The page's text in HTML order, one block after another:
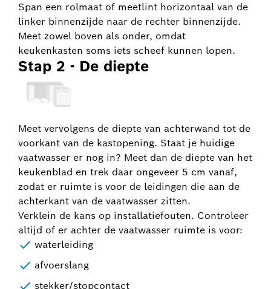
Span een rolmaat of meetlint horizontaal van de
linker binnenzijde naar de rechter binnenzijde.
Meet zowel boven als onder, omdat
keukenkasten soms iets scheef kunnen lopen.
Stap 2 - De diepte
Meet vervolgens de diepte van achterwand tot de
voorkant van de kastopening. Staat je huidige
vaatwasser er nog in? Meet dan de diepte van het
keukenblad en trek daar ongeveer 5 cm vanaf,
zodat er ruimte is voor de leidingen die aan de
achterkant van de vaatwasser zitten.
Verklein de kans op installatiefouten. Controleer
altijd of er achter de vaatwasser ruimte is voor:
waterleiding
afvoerslang
stekker/stopcontact